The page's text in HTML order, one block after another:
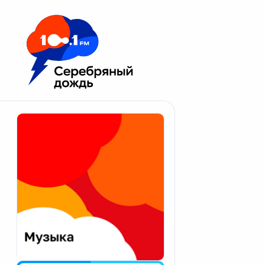
Москва 100.1 FM
Апатиты
Екатеринбург
Калининград
Калуга